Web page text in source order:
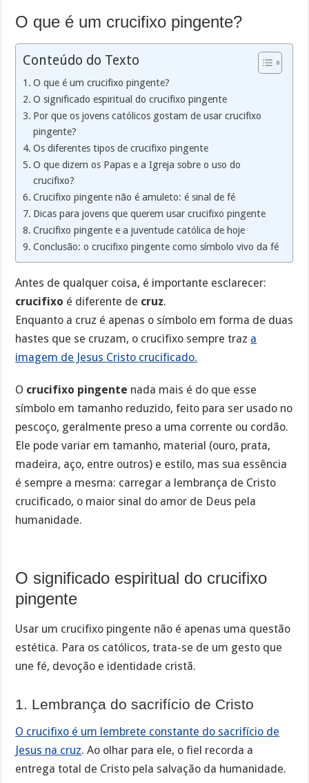
O que é um crucifixo pingente?
Conteúdo do Texto
O que é um crucifixo pingente?
O significado espiritual do crucifixo pingente
Por que os jovens católicos gostam de usar crucifixo
pingente?
Os diferentes tipos de crucifixo pingente
O que dizem os Papas e a Igreja sobre o uso do
crucifixo?
Crucifixo pingente não é amuleto: é sinal de fé
Dicas para jovens que querem usar crucifixo pingente
Crucifixo pingente e a juventude católica de hoje
Conclusão: o crucifixo pingente como símbolo vivo da fé
Antes de qualquer coisa, é importante esclarecer:
crucifixo é diferente de cruz.
Enquanto a cruz é apenas o símbolo em forma de duas
hastes que se cruzam, o crucifixo sempre traz a
imagem de Jesus Cristo crucificado.
O crucifixo pingente nada mais é do que esse
símbolo em tamanho reduzido, feito para ser usado no
pescoço, geralmente preso a uma corrente ou cordão.
Ele pode variar em tamanho, material (ouro, prata,
madeira, aço, entre outros) e estilo, mas sua essência
é sempre a mesma: carregar a lembrança de Cristo
crucificado, o maior sinal do amor de Deus pela
humanidade.
O significado espiritual do crucifixo
pingente
Usar um crucifixo pingente não é apenas uma questão
estética. Para os católicos, trata-se de um gesto que
une fé, devoção e identidade cristã.
1. Lembrança do sacrifício de Cristo
O crucifixo é um lembrete constante do sacrifício de
Jesus na cruz. Ao olhar para ele, o fiel recorda a
entrega total de Cristo pela salvação da humanidade.